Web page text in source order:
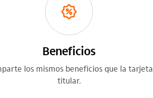
Beneficios
los mismos beneficios que la tarjeta
titular.